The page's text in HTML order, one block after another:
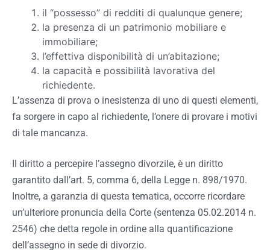
il “possesso” di redditi di qualunque genere;
la presenza di un patrimonio mobiliare e
immobiliare;
l’effettiva disponibilità di un’abitazione;
la capacità e possibilità lavorativa del
richiedente.
L’assenza di prova o inesistenza di uno di questi elementi,
fa sorgere in capo al richiedente, l’onere di provare i motivi
di tale mancanza.
Il diritto a percepire l’assegno divorzile, è un diritto
garantito dall’art. 5, comma 6, della Legge n. 898/1970.
Inoltre, a garanzia di questa tematica, occorre ricordare
un’ulteriore pronuncia della Corte (sentenza 05.02.2014 n.
2546) che detta regole in ordine alla quantificazione
dell’assegno in sede di divorzio.